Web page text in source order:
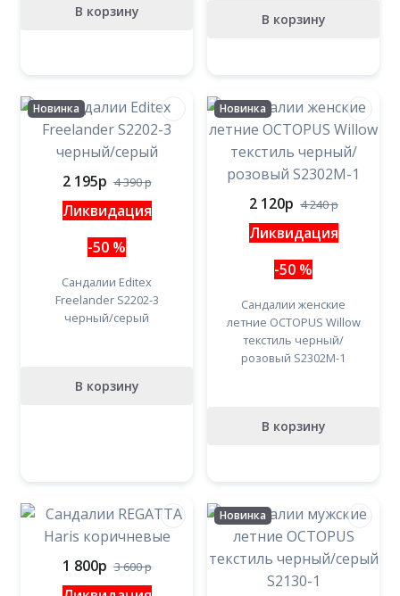
В корзину В корзину
Новинка
2 195p 4 390p
Ликвидация
-50 %
Сандалии Editex
Freelander S2202-3
черный/серый
В корзину
Новинка
2 120p 4 240p
Ликвидация
-50 %
Сандалии женские
летние OCTOPUS Willow
текстиль черный/
розовый S2302M-1
В корзину
1 800p 3 600p
Новинка